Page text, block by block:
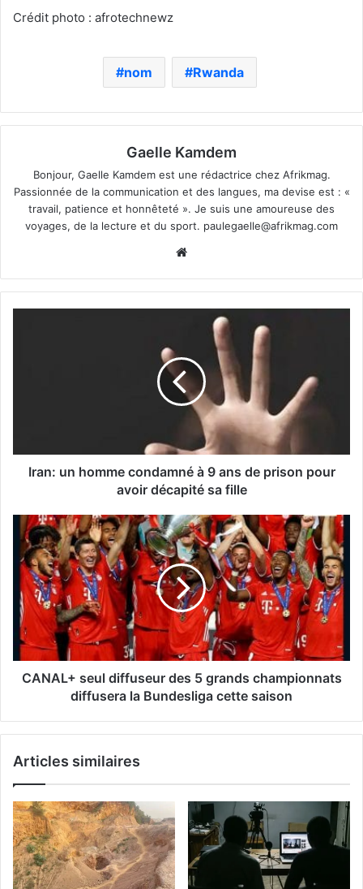
Crédit photo : afrotechnewz
nom Rwanda
Gaelle Kamdem
Bonjour, Gaelle Kamdem est une rédactrice chez Afrikmag.
Passionnée de la communication et des langues, ma devise est : «
travail, patience et honnêteté ». Je suis une amoureuse des
voyages, de la lecture et du sport. paulegaelle@afrikmag.com
Iran: un homme condamné à 9 ans de prison pour
avoir décapité sa fille
CANAL+ seul diffuseur des 5 grands championnats
diffusera la Bundesliga cette saison
Articles similaires